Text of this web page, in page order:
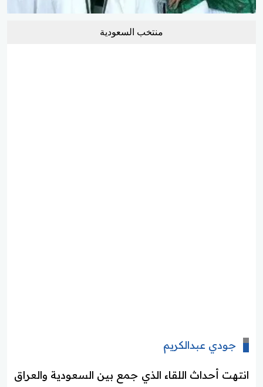
منتخب السعودية
جودي عبدالكريم
انتهت أحداث اللقاء الذي جمع بين السعودية والعراق